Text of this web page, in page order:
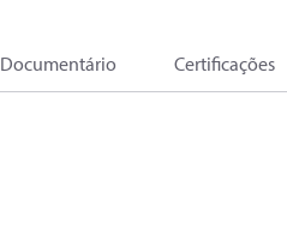
Documentário Certificações